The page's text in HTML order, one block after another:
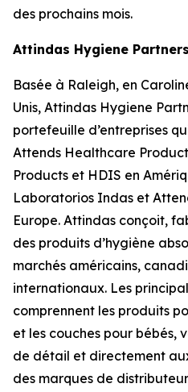
des prochains mois.
Attindas Hygiene Partners
Basée à Raleigh, en
Unis, Attindas Hygiene
portefeuille d’entreprises
Attends Healthcare
Products et HDIS en
Laboratorios Indas et
Europe. Attindas conçoit,
des produits d’hygiène
marchés américains,
internationaux. Les
comprennent les produits
et les couches pour bébés,
de détail et directement
des marques de